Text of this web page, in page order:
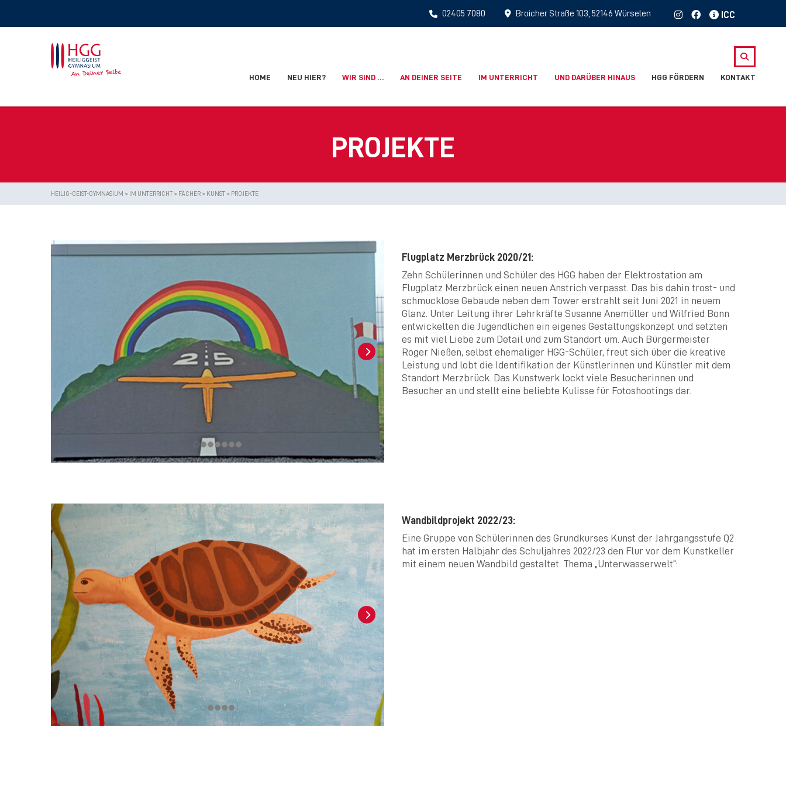
Broicher Straße 103, 52146 Würselen
02405 7080
HOME NEU HIER? WIR SIND … AN DEINER SEITE IM UNTERRICHT UND DARÜBER HINAUS HGG FÖRDERN KONTAKT
PROJEKTE
HEILIG-GEIST-GYMNASIUM > IM UNTERRICHT > FÄCHER > KUNST > PROJEKTE
Flugplatz Merzbrück 2020/21:
Zehn Schülerinnen und Schüler des HGG haben der Elektrostation am
Flugplatz Merzbrück einen neuen Anstrich verpasst. Das bis dahin trost- und
schmucklose Gebäude neben dem Tower erstrahlt seit Juni 2021 in neuem
Glanz. Unter Leitung ihrer Lehrkräfte Susanne Anemüller und Wilfried Bonn
entwickelten die Jugendlichen ein eigenes Gestaltungskonzept und setzten
es mit viel Liebe zum Detail und zum Standort um. Auch Bürgermeister
Roger Nießen, selbst ehemaliger HGG-Schüler, freut sich über die kreative
Leistung und lobt die Identifikation der Künstlerinnen und Künstler mit dem
Standort Merzbrück. Das Kunstwerk lockt viele Besucherinnen und
Besucher an und stellt eine beliebte Kulisse für Fotoshootings dar.
Wandbildprojekt 2022/23:
Eine Gruppe von Schülerinnen des Grundkurses Kunst der Jahrgangsstufe Q2
hat im ersten Halbjahr des Schuljahres 2022/23 den Flur vor dem Kunstkeller
mit einem neuen Wandbild gestaltet. Thema „Unterwasserwelt“: